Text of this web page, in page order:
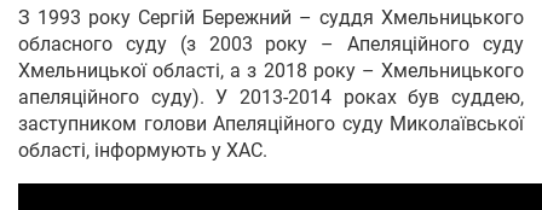
З 1993 року Сергій Бережний – суддя Хмельницького
обласного суду (з 2003 року – Апеляційного суду
Хмельницької області, а з 2018 року – Хмельницького
апеляційного суду). У 2013-2014 роках був суддею,
заступником голови Апеляційного суду Миколаївської
області, інформують у ХАС.